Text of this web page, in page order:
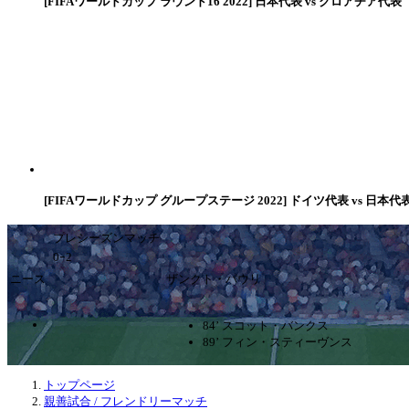
[FIFAワールドカップ グループステージ 2022] ドイツ代表 vs 日本代
プレシーズンマッチ
0ｰ2
ニース
ザンクト・パウリ
84’ スコット・バンクス
89’ フィン・スティーヴンス
トップページ
親善試合 / フレンドリーマッチ